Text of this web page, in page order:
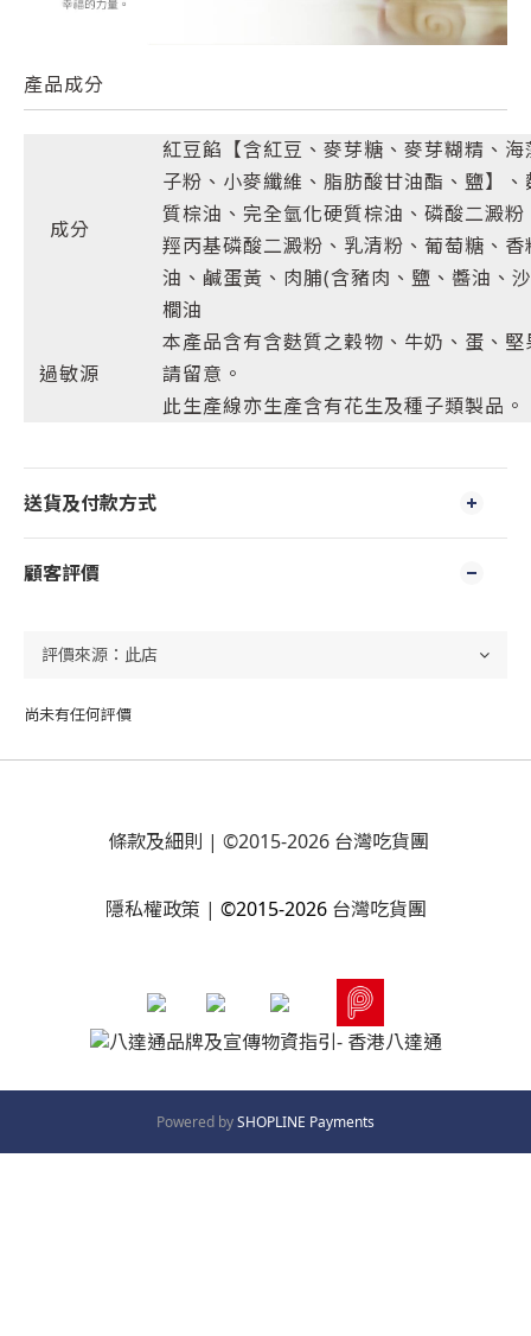
產品成分
成分
紅豆餡【含紅豆、麥芽糖、麥芽糊精、
子粉、小麥纖維、脂肪酸甘油酯、鹽】
質棕油、完全氫化硬質棕油、磷酸二澱
羥丙基磷酸二澱粉、乳清粉、葡萄糖、
油、鹹蛋黃、肉脯(含豬肉、鹽、醬油、
櫚油
過敏源
本產品含有含麩質之穀物、牛奶、蛋、
請留意。
此生產線亦生產含有花生及種子類製品。
送貨及付款方式
顧客評價
尚未有任何評價
條款及細則 | ©2015-2026 台灣吃貨團
隱私權政策 | ©2015-2026台灣吃貨團
Powered bySHOPLINE Payments